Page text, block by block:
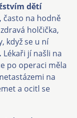
dětí
často na hodně
holčička,
když se u ní
Lékaři jí našli na
po operaci měla
na
a ocitl se